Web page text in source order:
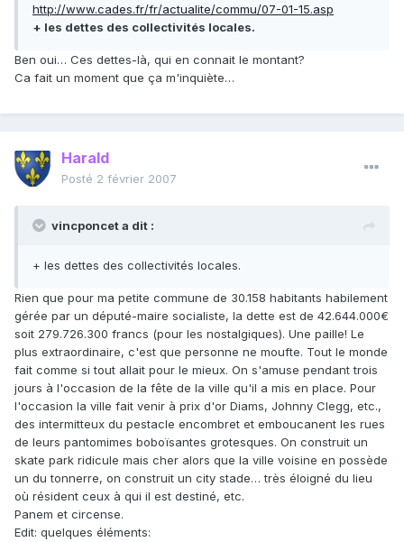
http://www.cades.fr/fr/actualite/commu/07-01-15.asp
+ les dettes des collectivités locales.
Ben oui… Ces dettes-là, qui en connait le montant?
Ca fait un moment que ça m'inquiète…
Harald
Posté 2 février 2007
vincponcet a dit :
+ les dettes des collectivités locales.
Rien que pour ma petite commune de 30.158 habitants habilement
gérée par un député-maire socialiste, la dette est de 42.644.000€
soit 279.726.300 francs (pour les nostalgiques). Une paille! Le
plus extraordinaire, c'est que personne ne moufte. Tout le monde
fait comme si tout allait pour le mieux. On s'amuse pendant trois
jours à l'occasion de la fête de la ville qu'il a mis en place. Pour
l'occasion la ville fait venir à prix d'or Diams, Johnny Clegg, etc.,
des intermitteux du pestacle encombret et emboucanent les rues
de leurs pantomimes boboïsantes grotesques. On construit un
skate park ridicule mais cher alors que la ville voisine en possède
un du tonnerre, on construit un city stade… très éloigné du lieu
où résident ceux à qui il est destiné, etc.
Panem et circense.
Edit: quelques éléments: